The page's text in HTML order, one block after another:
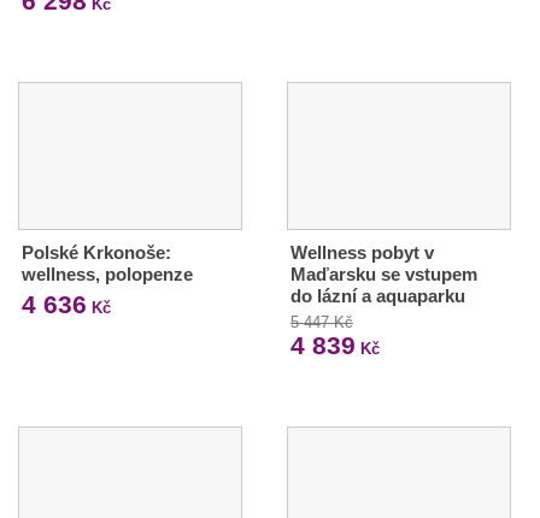
Kč
Polské Krkonoše:
wellness, polopenze
4 636 Kč
Wellness pobyt v
Maďarsku se vstupem
do lázní a aquaparku
5 447 Kč
4 839 Kč